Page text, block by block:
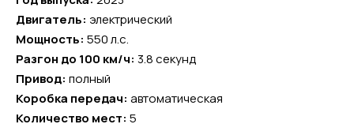
Двигатель: электрический
Мощность: 550 л.с.
Разгон до 100 км/ч: 3.8 секунд
Привод: полный
Коробка передач: автоматическая
Количество мест: 5